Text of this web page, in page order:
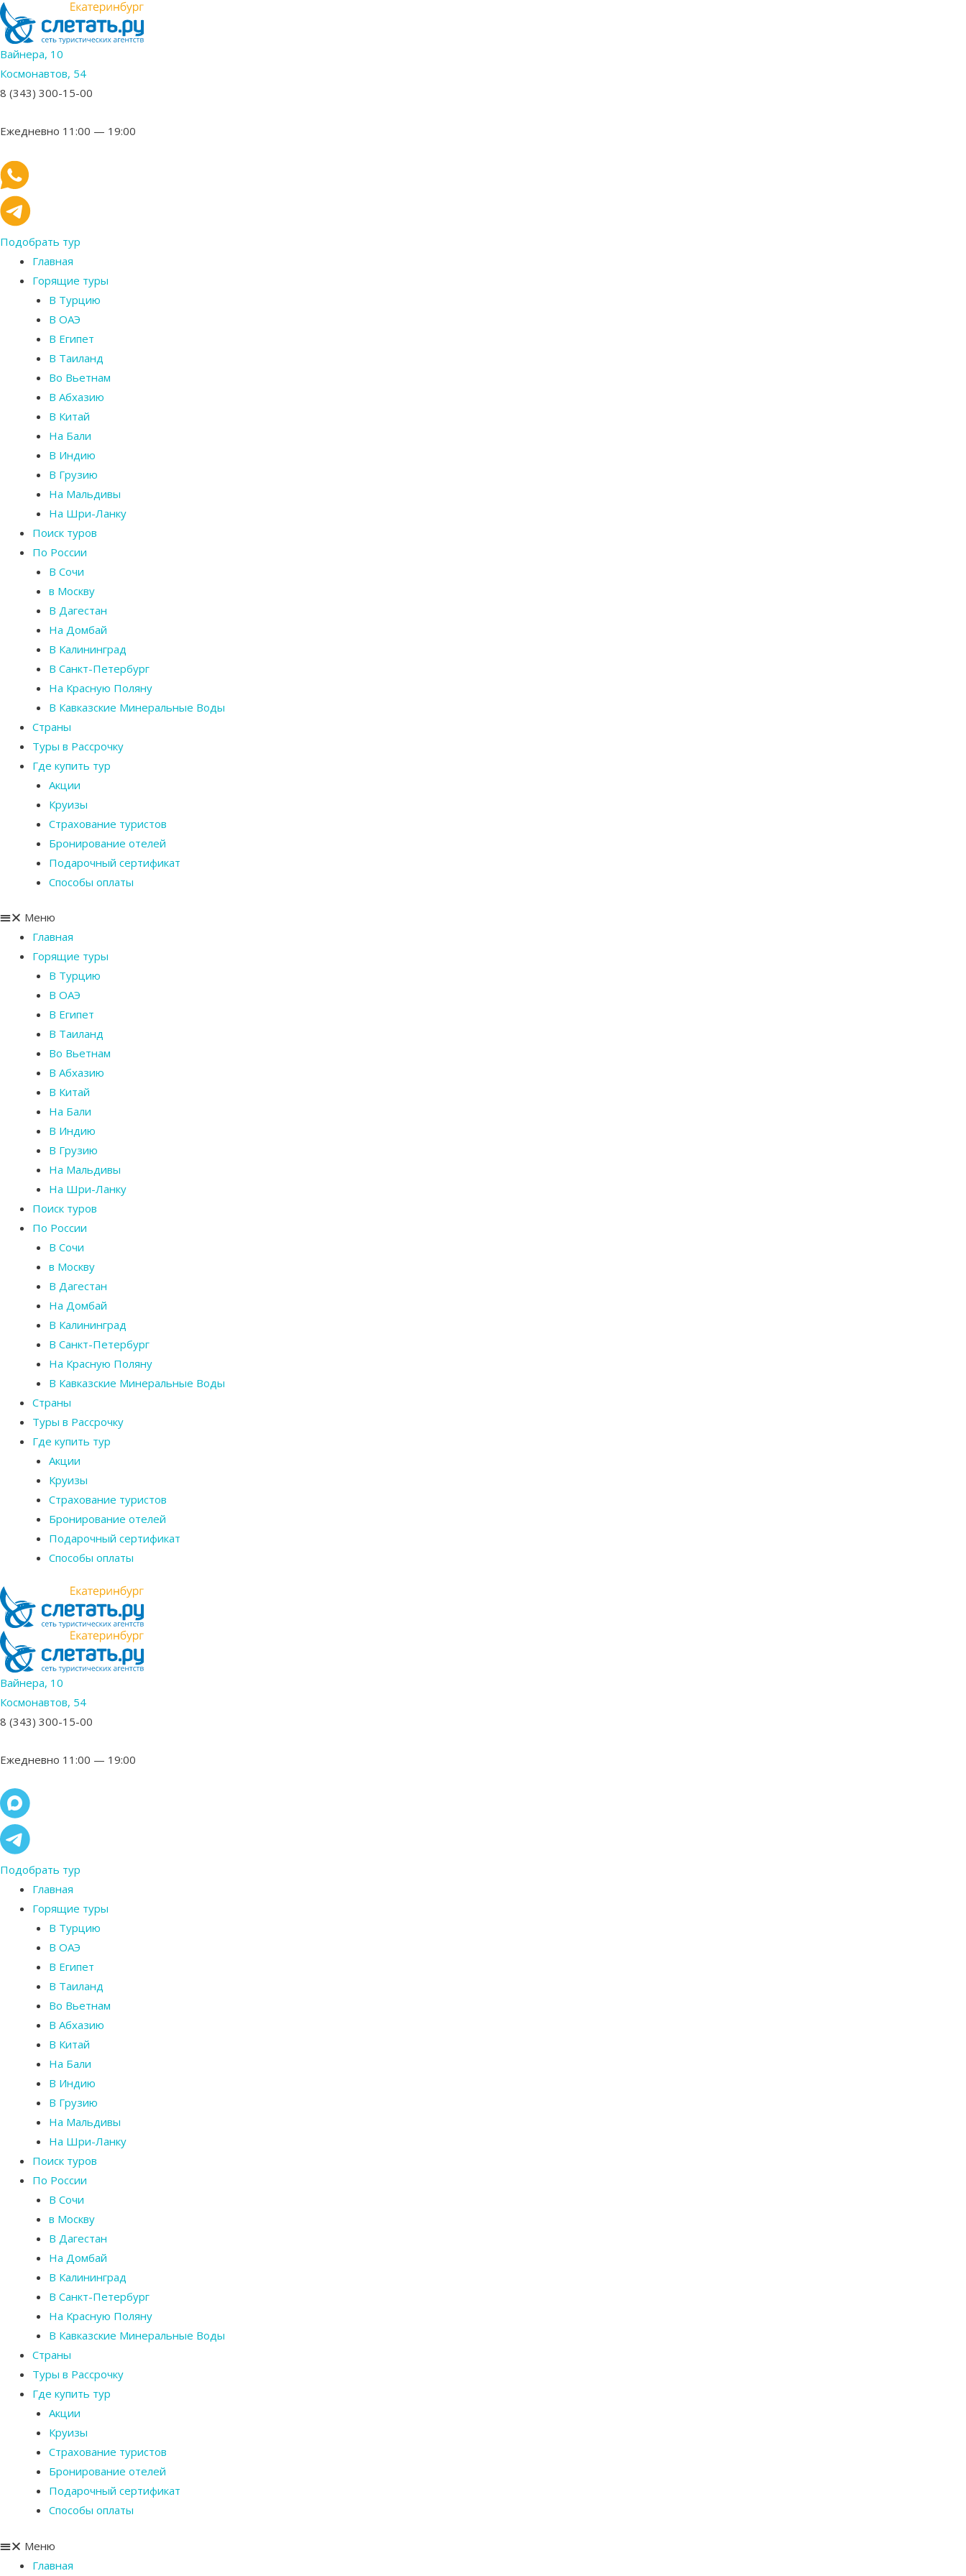
Вайнера, 10
Космонавтов, 54
8 (343) 300-15-00
Ежедневно 11:00 — 19:00
Подобрать тур
Главная
Горящие туры
В Турцию
В ОАЭ
В Египет
В Таиланд
Во Вьетнам
В Абхазию
В Китай
На Бали
В Индию
В Грузию
На Мальдивы
На Шри-Ланку
Поиск туров
По России
В Сочи
в Москву
В Дагестан
На Домбай
В Калининград
В Санкт-Петербург
На Красную Поляну
В Кавказские Минеральные Воды
Страны
Туры в Рассрочку
Где купить тур
Акции
Круизы
Страхование туристов
Бронирование отелей
Подарочный сертификат
Способы оплаты
Меню
Главная
Горящие туры
В Турцию
В ОАЭ
В Египет
В Таиланд
Во Вьетнам
В Абхазию
В Китай
На Бали
В Индию
В Грузию
На Мальдивы
На Шри-Ланку
Поиск туров
По России
В Сочи
в Москву
В Дагестан
На Домбай
В Калининград
В Санкт-Петербург
На Красную Поляну
В Кавказские Минеральные Воды
Страны
Туры в Рассрочку
Где купить тур
Акции
Круизы
Страхование туристов
Бронирование отелей
Подарочный сертификат
Способы оплаты
Вайнера, 10
Космонавтов, 54
8 (343) 300-15-00
Ежедневно 11:00 — 19:00
Подобрать тур
Главная
Горящие туры
В Турцию
В ОАЭ
В Египет
В Таиланд
Во Вьетнам
В Абхазию
В Китай
На Бали
В Индию
В Грузию
На Мальдивы
На Шри-Ланку
Поиск туров
По России
В Сочи
в Москву
В Дагестан
На Домбай
В Калининград
В Санкт-Петербург
На Красную Поляну
В Кавказские Минеральные Воды
Страны
Туры в Рассрочку
Где купить тур
Акции
Круизы
Страхование туристов
Бронирование отелей
Подарочный сертификат
Способы оплаты
Меню
Главная